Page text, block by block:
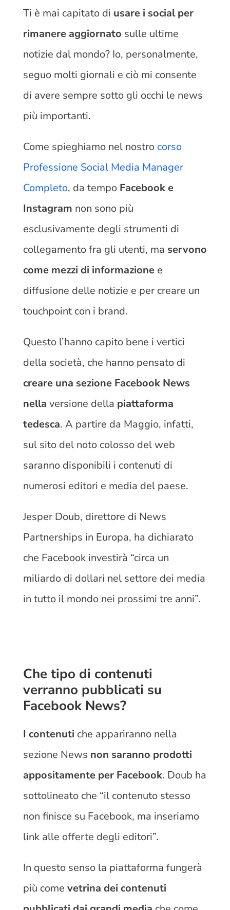
Ti è mai capitato di usare i social per
rimanere aggiornato sulle ultime
notizie dal mondo? Io, personalmente,
seguo molti giornali e ciò mi consente
di avere sempre sotto gli occhi le news
più importanti.
Come spieghiamo nel nostro corso
Professione Social Media Manager
Completo, da tempo Facebook e
Instagram non sono più
esclusivamente degli strumenti di
collegamento fra gli utenti, ma servono
come mezzi di informazione e
diffusione delle notizie e per creare un
touchpoint con i brand.
Questo l’hanno capito bene i vertici
della società, che hanno pensato di
creare una sezione Facebook News
nella versione della piattaforma
tedesca. A partire da Maggio, infatti,
sul sito del noto colosso del web
saranno disponibili i contenuti di
numerosi editori e media del paese.
Jesper Doub, direttore di News
Partnerships in Europa, ha dichiarato
che Facebook investirà “circa un
miliardo di dollari nel settore dei media
in tutto il mondo nei prossimi tre anni”.
Che tipo di contenuti
verranno pubblicati su
Facebook News?
I contenuti che appariranno nella
sezione News non saranno prodotti
appositamente per Facebook. Doub ha
sottolineato che “il contenuto stesso
non finisce su Facebook, ma inseriamo
link alle offerte degli editori”.
In questo senso la piattaforma fungerà
più come vetrina dei contenuti